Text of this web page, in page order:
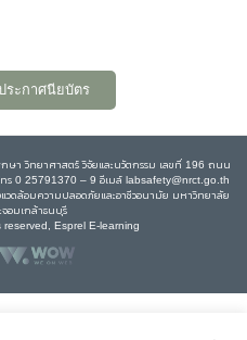
ระกาศนียบัตร
ษา วิทยาศาสตร์ วิจัยและนวัตกรรม เลขที่ 196 ถนน
ร 0 25791370 – 9 อีเมล์ labsafety@nrct.go.th
ดล้อมความปลอดภัยและอาชีวอนามัย มหาวิทยาลัย
จอมเกล้าธนบุรี
Esprel E-learning